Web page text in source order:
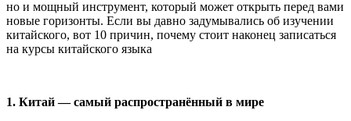
но и мощный инструмент, который может открыть перед вами
новые горизонты. Если вы давно задумывались об изучении
китайского, вот 10 причин, почему стоит наконец записаться
на курсы китайского языка
1. Китай — самый распространённый в мире